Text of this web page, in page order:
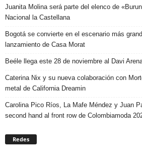
Juanita Molina será parte del elenco de
Nacional la Castellana
Bogotá se convierte en el escenario más
lanzamiento de Casa Morat
Beéle llega este 28 de noviembre al Davi
Caterina Nix y su nueva colaboración con
metal de California Dreamin
Carolina Pico Ríos, La Mafe Méndez y Juan
second hand al front row de Colombiamoda
Redes